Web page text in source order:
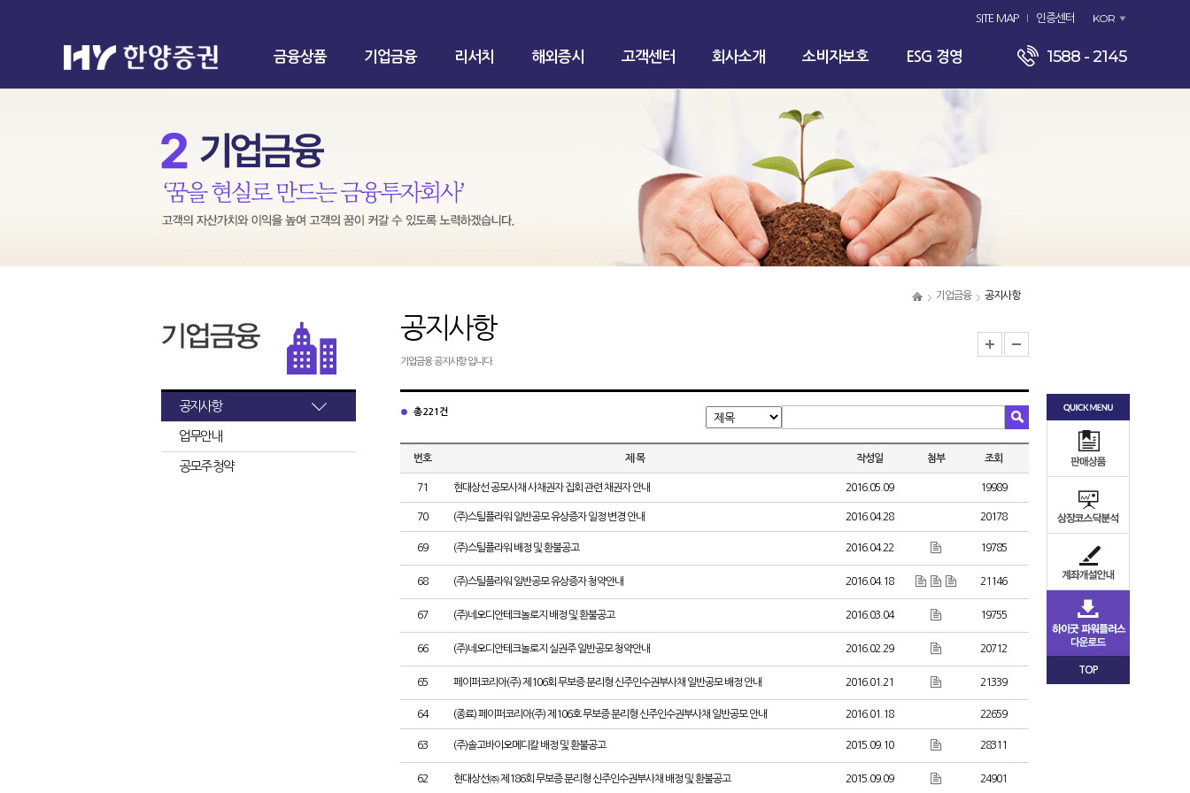
SITE MAP 인증센터 KOR
금융상품 기업금융 리서치 해외증시 고객센터 회사소개 소비자보호 ESG 경영 1588 - 2145
기업금융 공지사항
공지사항
업무안내
공모주 청약
공지사항
기업금융 공지사항 입니다.
총 221건
번호 제 목 작성일 첨부 조회
71 현대상선 공모사채 사채권자 집회 관련 채권자 안내 2016.05.09 19989
70 (주)스틸플라워 일반공모 유상증자 일정 변경 안내 2016.04.28 20178
69 (주)스틸플라워 배정 및 환불공고 2016.04.22 19785
68 (주)스틸플라워 일반공모 유상증자 청약안내 2016.04.18 21146
67 (주)네오디안테크놀로지 배정 및 환불공고 2016.03.04 19755
66 (주)네오디안테크놀로지 실권주 일반공모 청약안내 2016.02.29 20712
65 페이퍼코리아(주) 제106회 무보증 분리형 신주인수권부사채 일반공모 배정 안내 2016.01.21 21339
64 (종료) 페이퍼코리아(주) 제106호 무보증 분리형 신주인수권부사채 일반공모 안내 2016.01.18 22659
63 (주)솔고바이오메디칼 배정 및 환불공고 2015.09.10 28311
62 현대상선㈜ 제186회 무보증 분리형 신주인수권부사채 배정 및 환불공고 2015.09.09 24901
TOP